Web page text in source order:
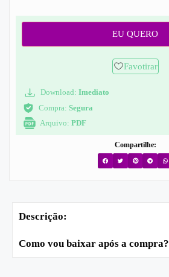
EU QUERO
Favotirar
Download: Imediato
Compra: Segura
Arquivo: PDF
Compartilhe:
Descrição:
Como vou baixar após a compra?